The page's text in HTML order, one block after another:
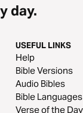
day.
USEFUL LINKS
Help
Bible Versions
Audio Bibles
Bible Languages
Verse of the Day